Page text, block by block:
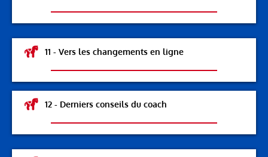
11 - Vers les changements en ligne
12 - Derniers conseils du coach